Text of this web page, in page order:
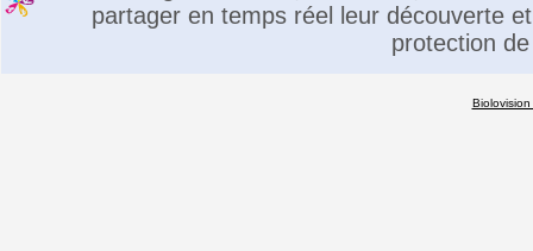
partager en temps réel leur découverte
protection
Biolovision